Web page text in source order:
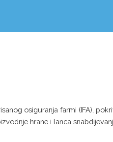
osiguranja farmi (IFA),
hrane i lanca